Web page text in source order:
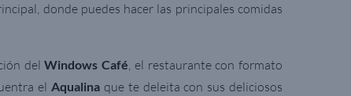
donde puedes hacer las principales comidas
delWindows Café, el restaurante con formato
elAqualina que te deleita con sus deliciosos